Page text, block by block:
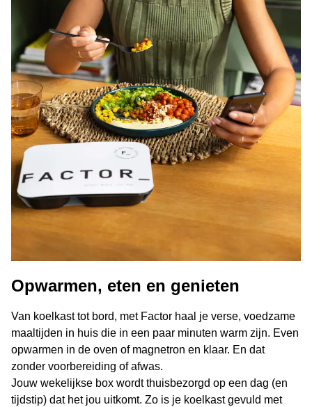
Opwarmen, eten en genieten
Van koelkast tot bord, met Factor haal je verse, voedzame
maaltijden in huis die in een paar minuten warm zijn. Even
opwarmen in de oven of magnetron en klaar. En dat
zonder voorbereiding of afwas.
Jouw wekelijkse box wordt thuisbezorgd op een dag (en
tijdstip) dat het jou uitkomt. Zo is je koelkast gevuld met